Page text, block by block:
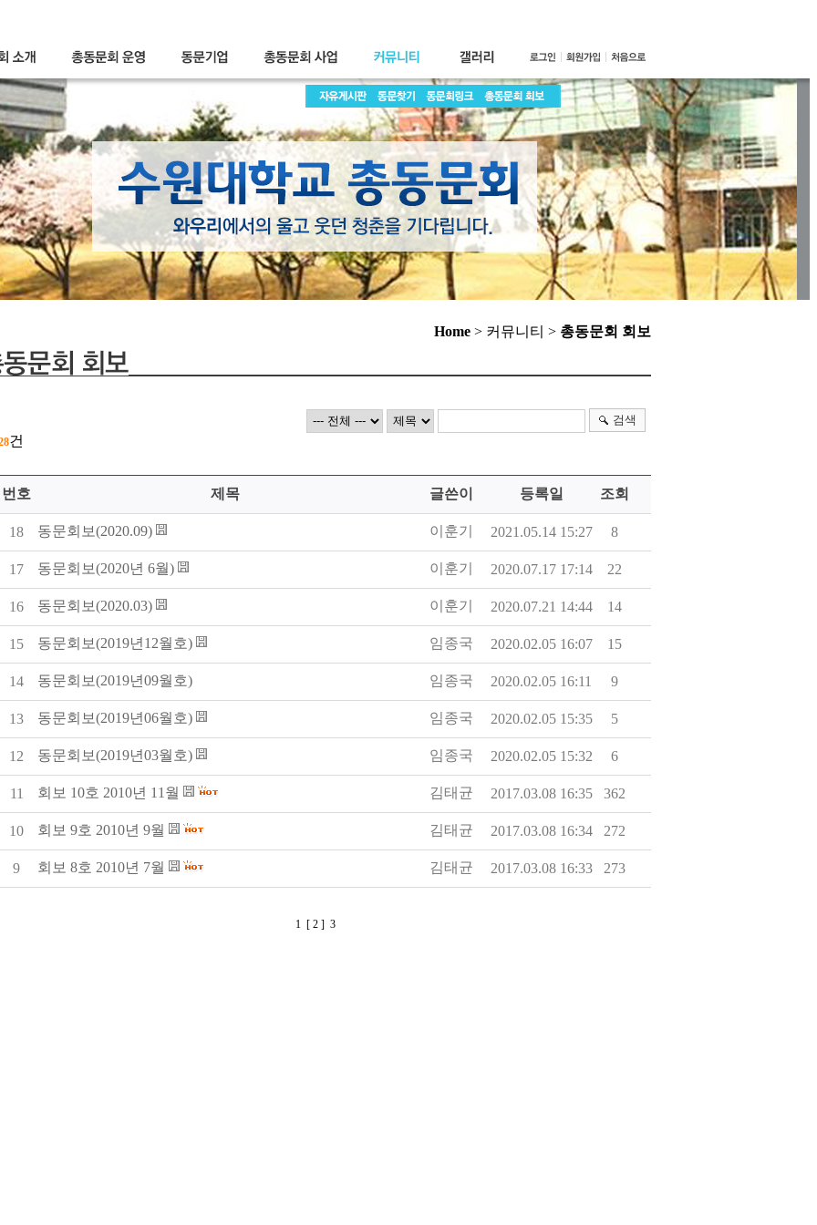
Home > 커뮤니티 > 총동문회 회보
건
검색
번호 제목 글쓴이 등록일 조회
18 동문회보(2020.09) 이훈기 2021.05.14 15:27 8
17 동문회보(2020년 6월) 이훈기 2020.07.17 17:14 22
16 동문회보(2020.03) 이훈기 2020.07.21 14:44 14
15 동문회보(2019년12월호) 임종국 2020.02.05 16:07 15
14 동문회보(2019년09월호) 임종국 2020.02.05 16:11 9
13 동문회보(2019년06월호) 임종국 2020.02.05 15:35 5
12 동문회보(2019년03월호) 임종국 2020.02.05 15:32 6
11 회보 10호 2010년 11월 김태균 2017.03.08 16:35 362
10 회보 9호 2010년 9월 김태균 2017.03.08 16:34 272
9 회보 8호 2010년 7월 김태균 2017.03.08 16:33 273
1 [ 2 ] 3